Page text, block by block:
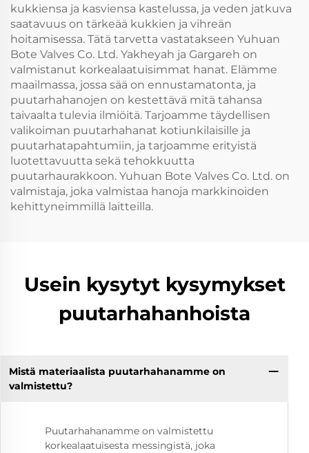
kukkiensa ja kasviensa kastelussa, ja veden jatkuva
saatavuus on tärkeää kukkien ja vihreän
hoitamisessa. Tätä tarvetta vastatakseen Yuhuan
Bote Valves Co. Ltd. Yakheyah ja Gargareh on
valmistanut korkealaatuisimmat hanat. Elämme
maailmassa, jossa sää on ennustamatonta, ja
puutarhahanojen on kestettävä mitä tahansa
taivaalta tulevia ilmiöitä. Tarjoamme täydellisen
valikoiman puutarhahanat kotiunkilaisille ja
puutarhatapahtumiin, ja tarjoamme erityistä
luotettavuutta sekä tehokkuutta
puutarhaurakkoon. Yuhuan Bote Valves Co. Ltd. on
valmistaja, joka valmistaa hanoja markkinoiden
kehittyneimmillä laitteilla.
Usein kysytyt kysymykset
puutarhahanhoista
Mistä materiaalista puutarhahanamme on
valmistettu?
Puutarhahanamme on valmistettu
korkealaatuisesta messingistä, joka